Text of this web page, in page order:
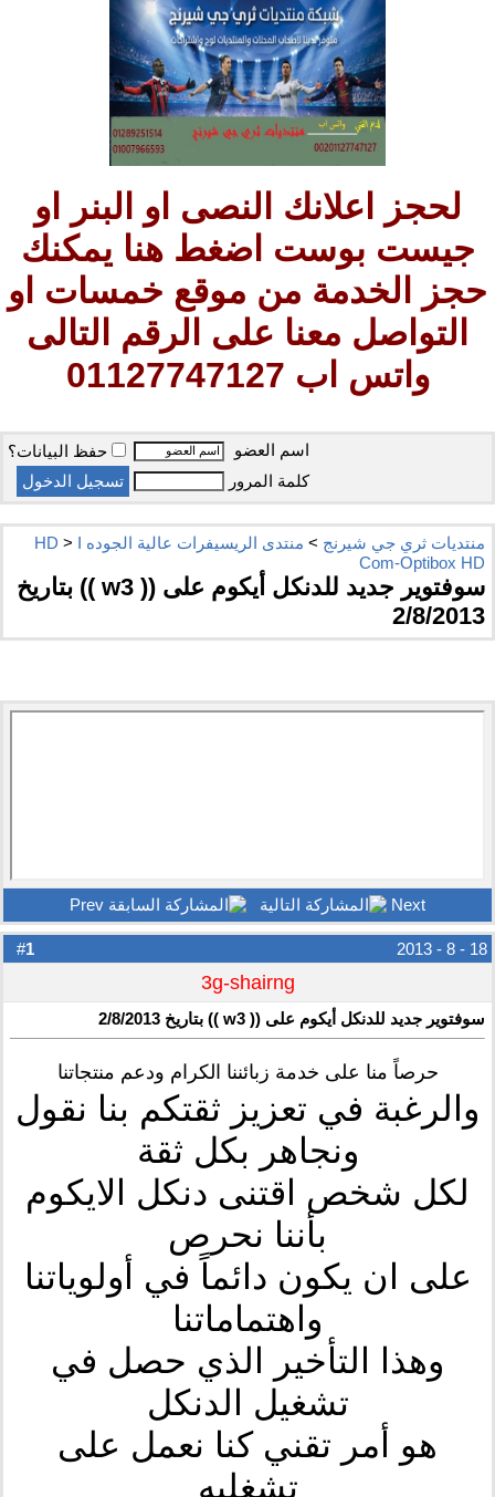
لحجز اعلانك النصى او البنر او
جيست بوست اضغط هنا يمكنك
حجز الخدمة من موقع خمسات او
التواصل معنا على الرقم التالى
واتس اب 01127747127
اسم العضو
حفظ البيانات؟
كلمة المرور
منتديات ثري جي شيرنج > منتدى الريسيفرات عالية الجوده HD > I
Com-Optibox HD
سوفتوير جديد للدنكل أيكوم على (( w3 )) بتاريخ
2/8/2013
Prev Next
1 18 - 8 - 2013
3g-shairng
سوفتوير جديد للدنكل أيكوم على (( w3 )) بتاريخ 2/8/2013
حرصاً منا على خدمة زبائننا الكرام ودعم منتجاتنا
والرغبة في تعزيز ثقتكم بنا نقول
ونجاهر بكل ثقة
لكل شخص اقتنى دنكل الايكوم
بأننا نحرص
على ان يكون دائماً في أولوياتنا
واهتماماتنا
وهذا التأخير الذي حصل في
تشغيل الدنكل
هو أمر تقني كنا نعمل على
تشغليه